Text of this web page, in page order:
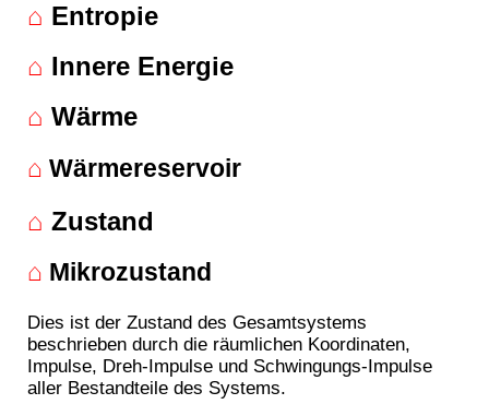
⌂ Entropie
⌂ Innere Energie
⌂ Wärme
⌂ Wärmereservoir
⌂ Zustand
⌂ Mikrozustand
Dies ist der Zustand des Gesamtsystems
beschrieben durch die räumlichen Koordinaten,
Impulse, Dreh-Impulse und Schwingungs-Impulse
aller Bestandteile des Systems.